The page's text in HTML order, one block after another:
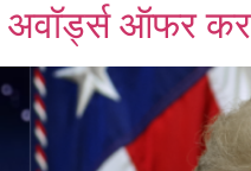
अवॉर्ड्स ऑफर